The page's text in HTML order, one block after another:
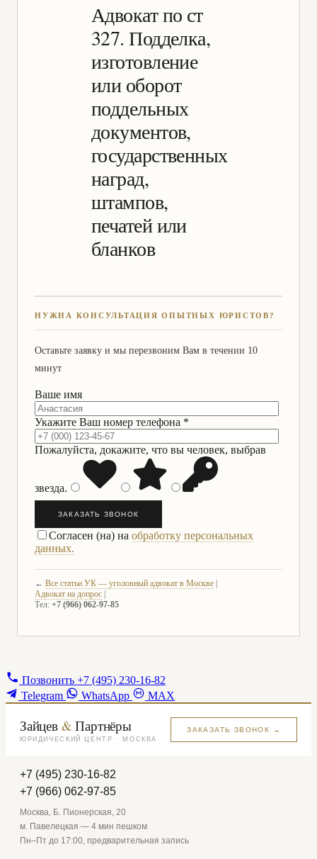
Адвокат по ст
327. Подделка,
изготовление
или оборот
поддельных
документов,
государственных
наград,
штампов,
печатей или
бланков
НУЖНА КОНСУЛЬТАЦИЯ ОПЫТНЫХ ЮРИСТОВ?
Оставьте заявку и мы перезвоним Вам в течении 10
минут
Ваше имя
Укажите Ваш номер телефона *
Пожалуйста, докажите, что вы человек, выбрав
звезда.
ЗАКАЗАТЬ ЗВОНОК
Согласен (на) на обработку персональных
данных.
← Все статьи УК — уголовный адвокат в Москве
Адвокат на допрос
Тел: +7 (966) 062-97-85
Позвонить +7 (495) 230-16-82
Telegram
WhatsApp MAX
Зайцев & Партнёры
ЮРИДИЧЕСКИЙ ЦЕНТР · МОСКВА
ЗАКАЗАТЬ ЗВОНОК →
+7 (495) 230-16-82
+7 (966) 062-97-85
Москва, Б. Пионерская, 20
м. Павелецкая — 4 мин пешком
Пн–Пт до 17:00, предварительная запись